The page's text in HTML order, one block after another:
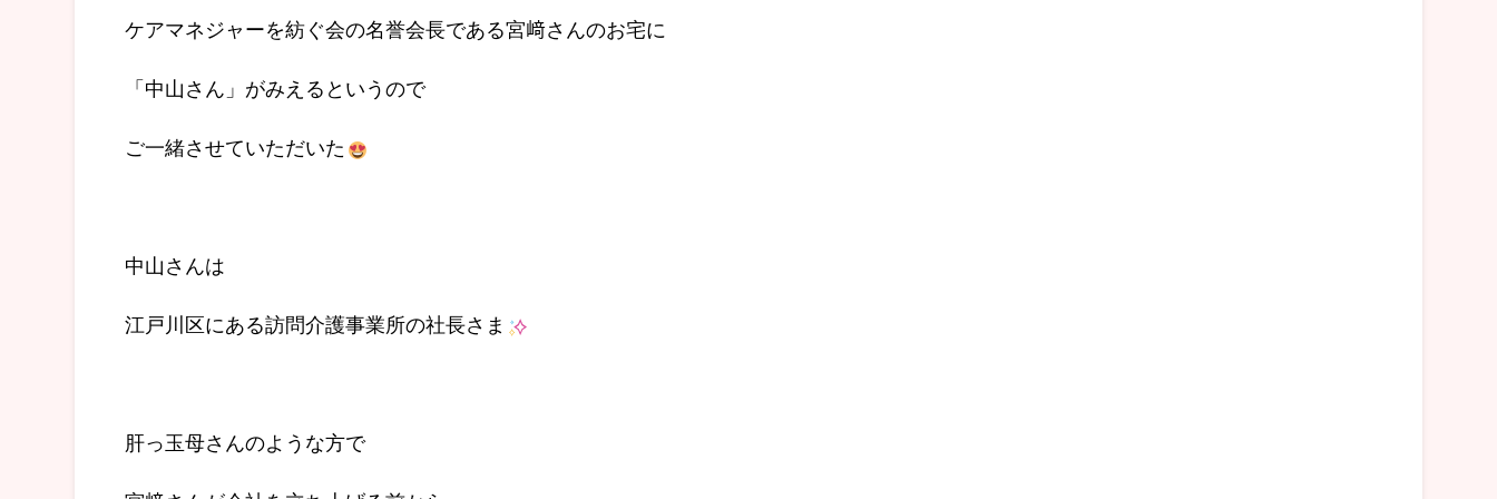
ケアマネジャーを紡ぐ会の名誉会長である宮﨑さんのお宅に
「中山さん」がみえるというので
ご一緒させていただいた
中山さんは
江戸川区にある訪問介護事業所の社長さま
肝っ玉母さんのような方で